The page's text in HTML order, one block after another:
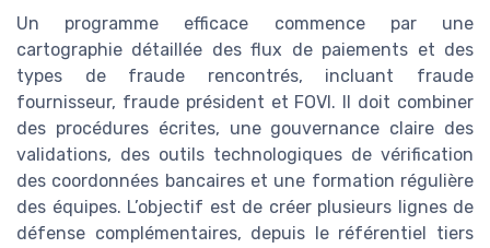
Un programme efficace commence par une
cartographie détaillée des flux de paiements et des
types de fraude rencontrés, incluant fraude
fournisseur, fraude président et FOVI. Il doit combiner
des procédures écrites, une gouvernance claire des
validations, des outils technologiques de vérification
des coordonnées bancaires et une formation régulière
des équipes. L’objectif est de créer plusieurs lignes de
défense complémentaires, depuis le référentiel tiers